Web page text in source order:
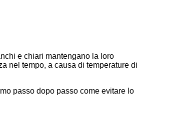
e chiari mantengano la loro
nel tempo, a causa di temperature di
passo dopo passo come evitare lo